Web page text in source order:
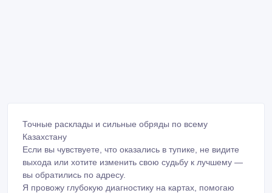
Точные расклады и сильные обряды по всему
Казахстану
Если вы чувствуете, что оказались в тупике, не видите
выхода или хотите изменить свою судьбу к лучшему —
вы обратились по адресу.
Я провожу глубокую диагностику на картах, помогаю